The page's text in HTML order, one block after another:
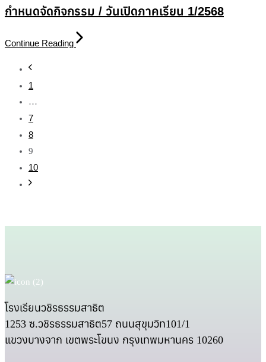
กำหนดจัดกิจกรรม / วันเปิดภาคเรียน 1/2568
Continue Reading
1
…
7
8
9
10
โรงเรียนวชิรธรรมสาธิต
1253 ซ.วชิรธรรมสาธิต57 ถนนสุขุมวิท101/1
แขวงบางจาก เขตพระโขนง กรุงเทพมหานคร 10260